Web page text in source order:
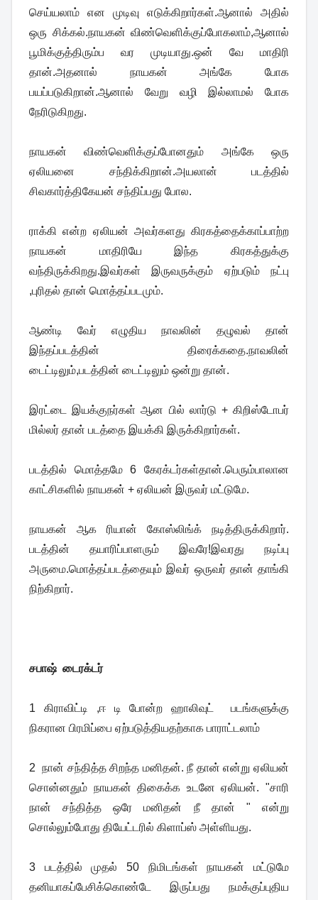
செய்யலாம் என முடிவு எடுக்கிறார்கள்.ஆனால் அதில்
ஒரு சிக்கல்.நாயகன் விண்வெளிக்குப்போகலாம்,ஆனால்
பூமிக்குத்திரும்ப வர முடியாது.ஒன் வே மாதிரி
தான்.அதனால் நாயகன் அங்கே போக
பயப்படுகிறான்.ஆனால் வேறு வழி இல்லாமல் போக
நேரிடுகிறது.
நாயகன் விண்வெளிக்குப்போனதும் அங்கே ஒரு
ஏலியனை சந்திக்கிறான்.அயலான் படத்தில்
சிவகார்த்திகேயன் சந்திப்பது போல.
ராக்கி என்ற ஏலியன் அவர்களது கிரகத்தைக்காப்பாற்ற
நாயகன் மாதிரியே இந்த கிரகத்துக்கு
வந்திருக்கிறது.இவர்கள் இருவருக்கும் ஏற்படும் நட்பு
,புரிதல் தான் மொத்தப்படமும்.
ஆண்டி வேர் எழுதிய நாவலின் தழுவல் தான்
இந்தப்படத்தின் திரைக்கதை.நாவலின்
டைட்டிலும்,படத்தின் டைட்டிலும் ஒன்று தான்.
இரட்டை இயக்குநர்கள் ஆன பில் லார்டு + கிறிஸ்டோபர்
மில்லர் தான் படத்தை இயக்கி இருக்கிறார்கள்.
படத்தில் மொத்தமே 6 கேரக்டர்கள்தான்.பெரும்பாலான
காட்சிகளில் நாயகன் + ஏலியன் இருவர் மட்டுமே.
நாயகன் ஆக ரியான் கோஸ்லிங்க் நடித்திருக்கிறார்.
படத்தின் தயாரிப்பாளரும் இவரே!இவரது நடிப்பு
அருமை.மொத்தப்படத்தையும் இவர் ஒருவர் தான் தாங்கி
நிற்கிறார்.
சபாஷ் டைரக்டர்
1 கிராவிட்டி ,ஈ டி போன்ற ஹாலிவுட் படங்களுக்கு
நிகரான பிரமிப்பை ஏற்படுத்தியதற்காக பாராட்டலாம்
2 நான் சந்தித்த சிறந்த மனிதன். நீ தான் என்று ஏலியன்
சொன்னதும் நாயகன் திகைக்க உடனே ஏலியன். "சாரி
நான் சந்தித்த ஒரே மனிதன் நீ தான் " என்று
சொல்லும்போது தியேட்டரில் கிளாப்ஸ் அள்ளியது.
3 படத்தில் முதல் 50 நிமிடங்கள் நாயகன் மட்டுமே
தனியாகப்பேசிக்கொண்டே இருப்பது நமக்குப்புதிய